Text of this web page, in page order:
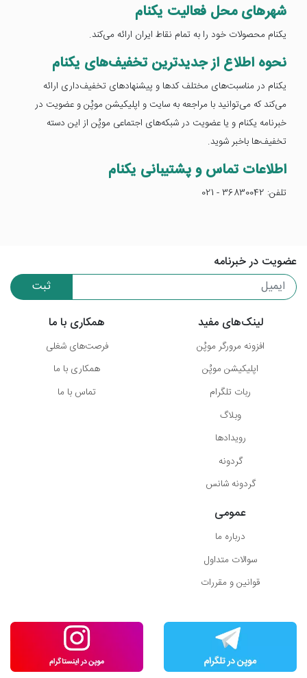
شهرهای محل فعالیت یکنام
یکنام محصولات خود را به تمام نقاط ایران ارائه می‌کند.
نحوه اطلاع از جدیدترین تخفیف‌های یکنام
یکنام در مناسبت‌های مختلف کدها و پیشنهادهای تخفیف‌داری ارائه
می‌کند که می‌توانید با مراجعه به سایت و اپلیکیشن موپُن و عضویت در
خبرنامه یکنام و یا عضویت در شبکه‌های اجتماعی موپُن از این دسته
تخفیف‌ها باخبر شوید.
اطلاعات تماس و پشتیبانی یکنام
تلفن: 36830042 - 021
عضویت در خبرنامه
ثبت
لینک‌های مفید
افزونه مرورگر موپُن
اپلیکیشن موپُن
ربات تلگرام
وبلاگ
رویدادها
گردونه
گردونه شانس
همکاری با ما
فرصت‌های شغلی
همکاری با ما
تماس با ما
عمومی
درباره ما
سوالات متداول
قوانین و مقررات